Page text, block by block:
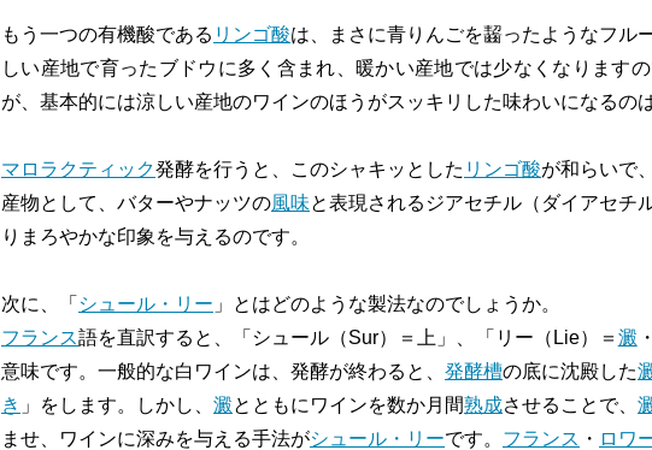
もう一つの有機酸である リンゴ酸は、まさに青りんごを齧ったようなフル
しい産地で育ったブドウに多く含まれ、暖かい産地では少なくなります
が、基本的には涼しい産地のワインのほうがスッキリした味わいになるの
マロラクティック発酵を行うと、このシャキッとした リンゴ酸が和らいで
産物として、バターやナッツの風味と表現されるジアセチル（ダイアセチ
りまろやかな印象を与えるのです。
次に、「 シュール・リー 」とはどのような製法なのでしょうか。
フランス語を直訳すると、「シュール（Sur）＝上」、「リー（Lie）＝ 澱
意味です。一般的な白ワインは、発酵が終わると、 発酵槽の底に沈殿した
き 」をします。しかし、 澱とともにワインを数か月間熟成させることで、
ませ、ワインに深みを与える手法がシュール・リーです。 フランス ・ ロワ